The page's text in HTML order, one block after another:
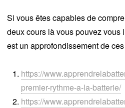
Si vous êtes capables de
deux cours là vous pouvez vous
est un approfondissement de
https://
premier-rythme-a-la-batterie/
https://